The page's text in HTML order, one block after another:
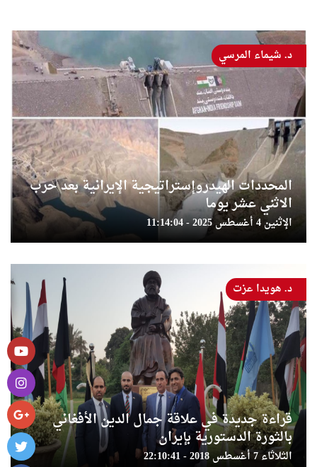
المحددات الهيدروإستراتيجية الإيرانية بعد حرب
الاثني عشر يوما
الإثنين 4 أغسطس 2025 - 11:14:04
د. شيماء المرسي
قراءة جديدة في علاقة جمال الدين الأفغاني
بالثورة الدستورية بإيران
الثلاثاء 7 أغسطس 2018 - 22:10:41
د. هويدا عزت